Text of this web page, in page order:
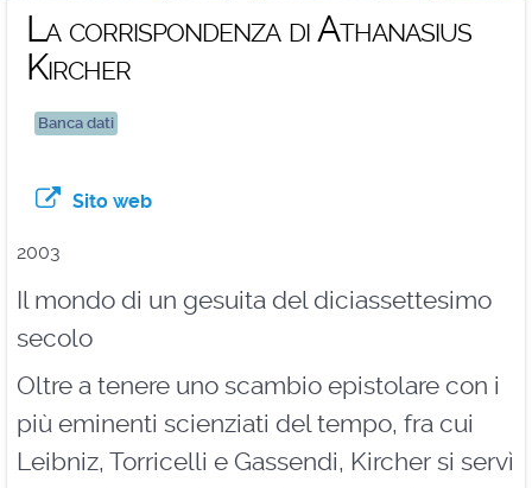
La corrispondenza di Athanasius
Kircher
Banca dati
Sito web
2003
Il mondo di un gesuita del diciassettesimo
secolo
Oltre a tenere uno scambio epistolare con i
più eminenti scienziati del tempo, fra cui
Leibniz, Torricelli e Gassendi, Kircher si servì